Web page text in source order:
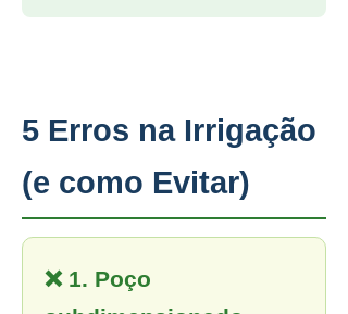
5 Erros na Irrigação
(e como Evitar)
❌ 1. Poço